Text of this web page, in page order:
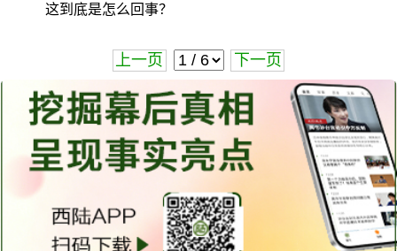
这到底是怎么回事？
上一页 下一页